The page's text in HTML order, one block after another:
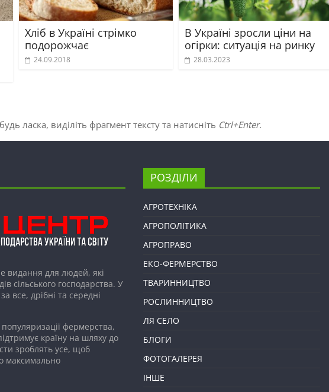
Хліб в Україні стрімко
подорожчає
24.09.2018
В Україні зросли ціни на
огірки: ситуація на ринку
28.03.2023
ласка, виділіть фрагмент тексту та натисніть Ctrl+Enter.
видання для людей, які
сільського господарства. У
все, дрібні та середні
фермерства,
країну на шляху до
зроблять усе, щоб
максимально
РОЗДІЛИ
АГРОТЕХНІКА
АГРОПОЛІТИКА
АГРОПРАВО
ЕКО-ФЕРМЕРСТВО
ТВАРИННИЦТВО
РОСЛИННИЦТВО
ЛЯ СЕЛО
БЛОГИ
ФОТОГАЛЕРЕЯ
ІНШЕ